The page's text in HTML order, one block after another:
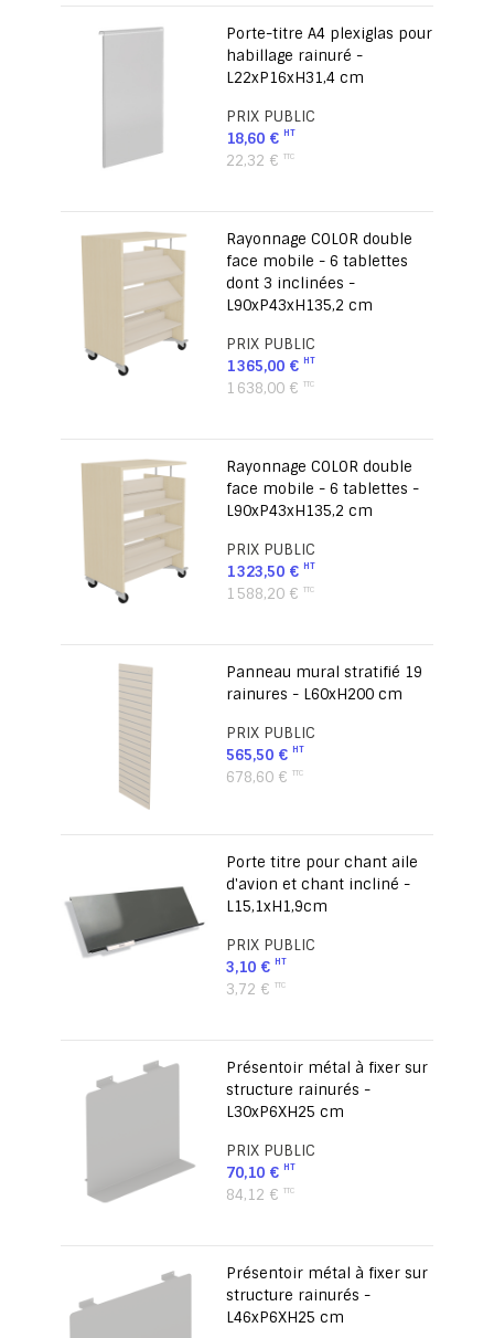
Porte-titre A4 plexiglas pour
habillage rainuré -
L22xP16xH31,4 cm
PRIX PUBLIC
18,60 €
22,32 €
Rayonnage COLOR double
face mobile - 6 tablettes
dont 3 inclinées -
L90xP43xH135,2 cm
PRIX PUBLIC
1 365,00 €
1 638,00 €
Rayonnage COLOR double
face mobile - 6 tablettes -
L90xP43xH135,2 cm
PRIX PUBLIC
1 323,50 €
1 588,20 €
Panneau mural stratifié 19
rainures - L60xH200 cm
PRIX PUBLIC
565,50 €
678,60 €
Porte titre pour chant aile
d'avion et chant incliné -
L15,1xH1,9cm
PRIX PUBLIC
3,10 €
3,72 €
Présentoir métal à fixer sur
structure rainurés -
L30xP6XH25 cm
PRIX PUBLIC
70,10 €
84,12 €
Présentoir métal à fixer sur
structure rainurés -
L46xP6XH25 cm